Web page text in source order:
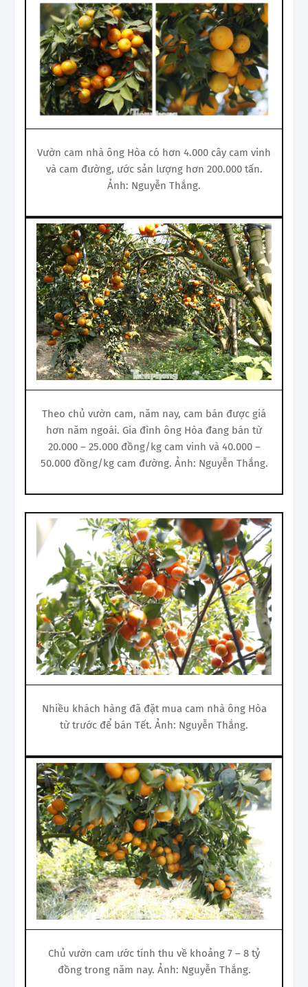
Vườn cam nhà ông Hòa có hơn 4.000 cây cam vinh
và cam đường, ước sản lượng hơn 200.000 tấn.
Ảnh: Nguyễn Thắng.
Theo chủ vườn cam, năm nay, cam bán được giá
hơn năm ngoái. Gia đình ông Hòa đang bán từ
20.000 – 25.000 đồng/kg cam vinh và 40.000 –
50.000 đồng/kg cam đường. Ảnh: Nguyễn Thắng.
Nhiều khách hàng đã đặt mua cam nhà ông Hòa
từ trước để bán Tết. Ảnh: Nguyễn Thắng.
Chủ vườn cam ước tính thu về khoảng 7 – 8 tỷ
đồng trong năm nay. Ảnh: Nguyễn Thắng.